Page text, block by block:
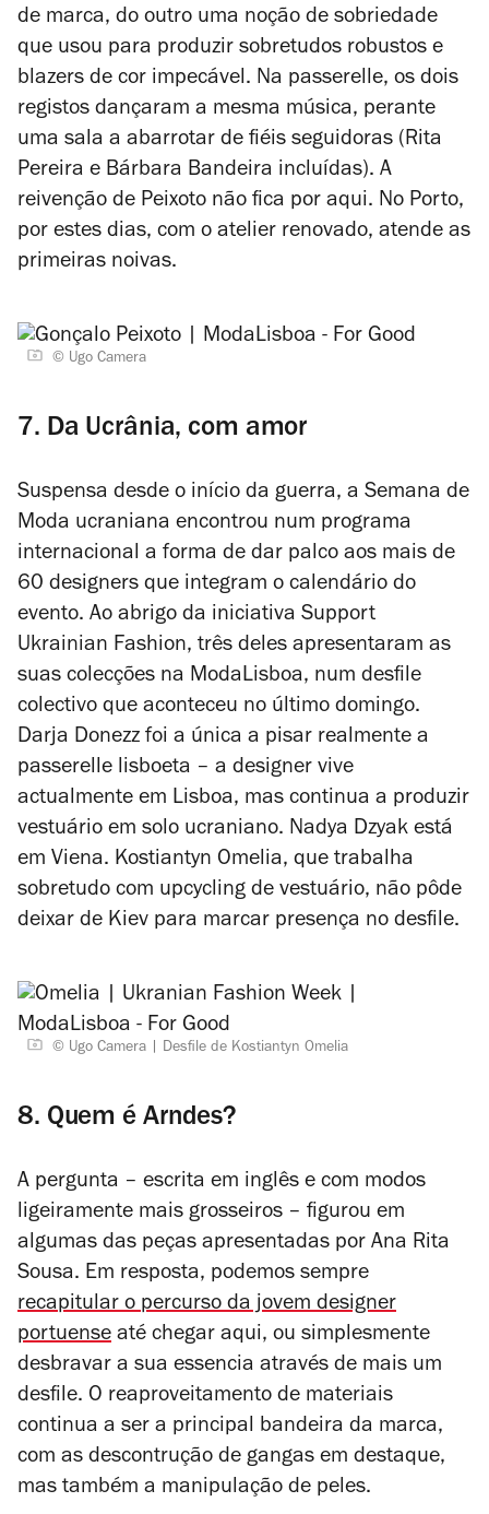
de marca, do outro uma noção de sobriedade
que usou para produzir sobretudos robustos e
blazers de cor impecável. Na passerelle, os dois
registos dançaram a mesma música, perante
uma sala a abarrotar de fiéis seguidoras (Rita
Pereira e Bárbara Bandeira incluídas). A
reivenção de Peixoto não fica por aqui. No Porto,
por estes dias, com o atelier renovado, atende as
primeiras noivas.
© Ugo Camera
7. Da Ucrânia, com amor
Suspensa desde o início da guerra, a Semana de
Moda ucraniana encontrou num programa
internacional a forma de dar palco aos mais de
60 designers que integram o calendário do
evento. Ao abrigo da iniciativa Support
Ukrainian Fashion, três deles apresentaram as
suas colecções na ModaLisboa, num desfile
colectivo que aconteceu no último domingo.
Darja Donezz foi a única a pisar realmente a
passerelle lisboeta – a designer vive
actualmente em Lisboa, mas continua a produzir
vestuário em solo ucraniano. Nadya Dzyak está
em Viena. Kostiantyn Omelia, que trabalha
sobretudo com upcycling de vestuário, não pôde
deixar de Kiev para marcar presença no desfile.
© Ugo Camera Desfile de Kostiantyn Omelia
8. Quem é Arndes?
A pergunta – escrita em inglês e com modos
ligeiramente mais grosseiros – figurou em
algumas das peças apresentadas por Ana Rita
Sousa. Em resposta, podemos sempre
recapitular o percurso da jovem designer
portuense até chegar aqui, ou simplesmente
desbravar a sua essencia através de mais um
desfile. O reaproveitamento de materiais
continua a ser a principal bandeira da marca,
com as descontrução de gangas em destaque,
mas também a manipulação de peles.